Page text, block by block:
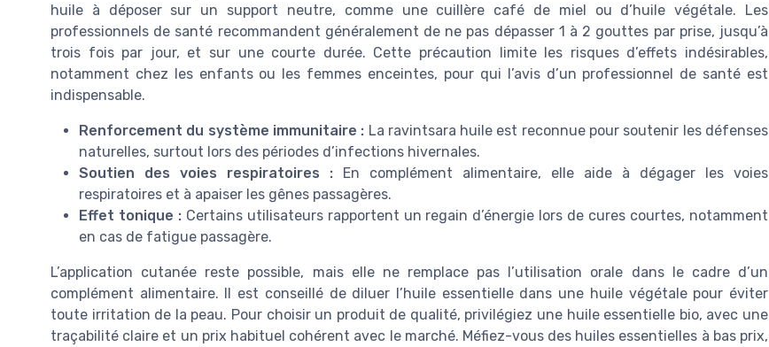
huile à déposer sur un support neutre, comme une cuillère café de miel ou d’huile végétale. Les
professionnels de santé recommandent généralement de ne pas dépasser 1 à 2 gouttes par prise, jusqu’à
trois fois par jour, et sur une courte durée. Cette précaution limite les risques d’effets indésirables,
notamment chez les enfants ou les femmes enceintes, pour qui l’avis d’un professionnel de santé est
indispensable.
Renforcement du système immunitaire : La ravintsara huile est reconnue pour soutenir les défenses
naturelles, surtout lors des périodes d’infections hivernales.
Soutien des voies respiratoires : En complément alimentaire, elle aide à dégager les voies
respiratoires et à apaiser les gênes passagères.
Effet tonique :Certains utilisateurs rapportent un regain d’énergie lors de cures courtes, notamment
en cas de fatigue passagère.
L’application cutanée reste possible, mais elle ne remplace pas l’utilisation orale dans le cadre d’un
complément alimentaire. Il est conseillé de diluer l’huile essentielle dans une huile végétale pour éviter
toute irritation de la peau. Pour choisir un produit de qualité, privilégiez une huile essentielle bio, avec une
traçabilité claire et un prix habituel cohérent avec le marché. Méfiez-vous des huiles essentielles à bas prix,